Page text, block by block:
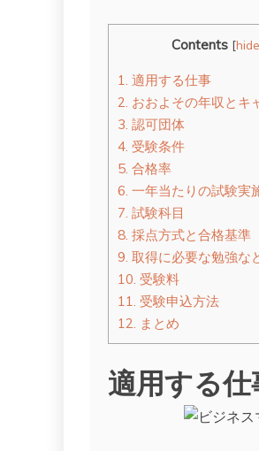
Contents [hide
1. 適用する仕事
2. おおよその年収とキ
3. 認可団体
4. 受験条件
5. 合格率
6. 一年当たりの試験実
7. 試験科目
8. 採点方式と合格基準
9. 取得に必要な勉強な
10. 受験料
11. 受験申込方法
12. まとめ
適用する